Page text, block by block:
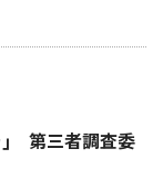
｣ 第三者調査委